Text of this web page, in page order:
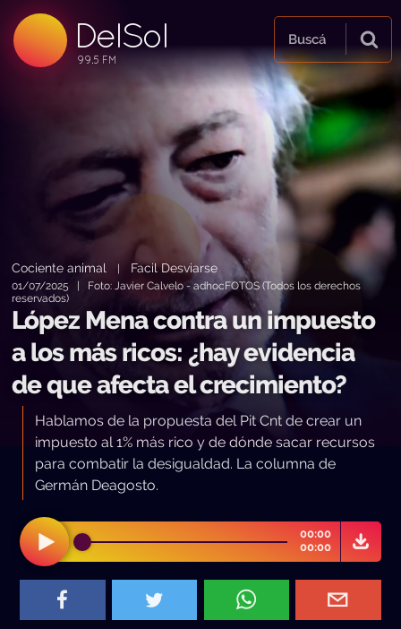
DelSol
99.5 FM
Buscá
Cociente animal Facil Desviarse
01/07/2025 | Foto: Javier Calvelo - adhocFOTOS (Todos los derechos
reservados)
López Mena contra un impuesto
a los más ricos: ¿hay evidencia
de que afecta el crecimiento?
Hablamos de la propuesta del Pit Cnt de crear un
impuesto al 1% más rico y de dónde sacar recursos
para combatir la desigualdad. La columna de
Germán Deagosto.
00:00
00:00